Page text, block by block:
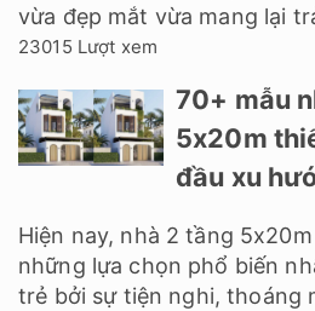
vừa đẹp mắt vừa mang lại
23015 Lượt xem
70+ mẫu
5x20m
đầu xu
Hiện nay, nhà 2 tầng
những lựa chọn phổ biến
trẻ bởi sự tiện nghi, thoáng